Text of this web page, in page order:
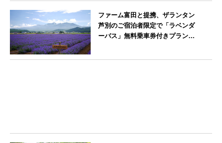
ファーム富田と提携、ザランタン
芦別のご宿泊者限定で「ラベンダ
ーバス」無料乗車券付きプランを